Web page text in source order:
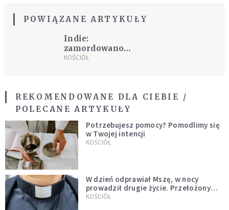
POWIĄZANE ARTYKUŁY
Indie:
zamordowano
pastora
KOŚCIÓŁ
REKOMENDOWANE DLA CIEBIE /
POLECANE ARTYKUŁY
Potrzebujesz pomocy? Pomodlimy się
w Twojej intencji
KOŚCIÓŁ
W dzień odprawiał Mszę, w nocy
prowadził drugie życie. Przełożony
kazał mu opuścić zakon
KOŚCIÓŁ